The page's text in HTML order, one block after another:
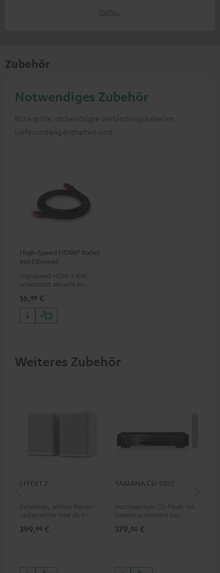
Mehr...
Zubehör
Notwendiges Zubehör
Bitte prüfe, ob benötigte Verbindungskabel im
Lieferumfang enthalten sind.
High-Speed HDMI® Kabel
mit Ethernet
Highspeed HDMI-Kabel
unterstützt aktuelle Standards
16,99 €
Weiteres Zubehör
EFFEKT 2
Kabelloses, aktives Stereo-
Lautsprecher-Paar als Rear-
geeignete Teufel Systeme
399,99 €
YAMAHA CD-S303
Hochwertiger CD-Player mit
beeindruckendem Sound und
379,00 €